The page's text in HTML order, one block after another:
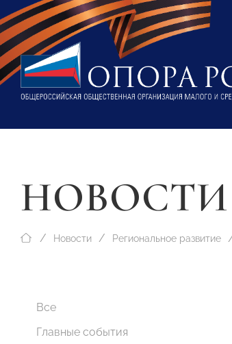
НОВОСТИ
Новости Региональное развитие
Все
Главные события